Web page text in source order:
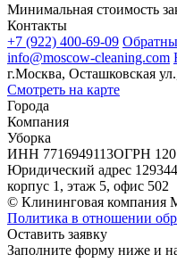
Минимальная стоимость
Контакты
+7 (922) 400-69-09
info@moscow-cleaning.com
г.Москва, Осташковская
Смотреть на карте
Города
Компания
Уборка
ИНН 7716949113ОГРН
Юридический адрес
корпус 1, этаж 5, офис 502
© Клининговая компания
Политика в отношении
Оставить заявку
Заполните форму ниже и